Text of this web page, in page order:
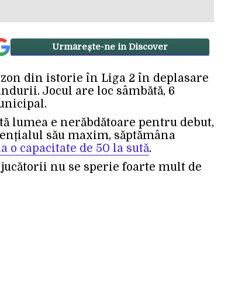
Urmărește-ne in Discover
din istorie în Liga 2 în deplasare
Jocul are loc sâmbătă, 6
lumea e nerăbdătoare pentru debut,
său maxim, săptămâna
o capacitate de 50 la sută.
nu se sperie foarte mult de